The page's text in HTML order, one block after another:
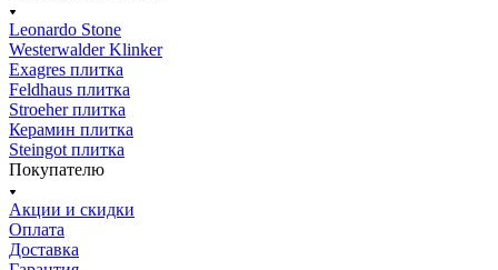
Leonardo Stone
Westerwalder Klinker
Exagres плитка
Feldhaus плитка
Stroeher плитка
Керамин плитка
Steingot плитка
Покупателю
Акции и скидки
Оплата
Доставка